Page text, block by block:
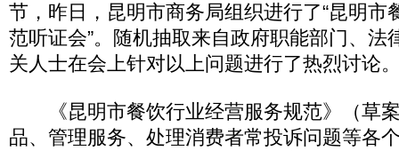
节，昨日，昆明市商务局组织进行了“昆明市
范听证会”。随机抽取来自政府职能部门、法
关人士在会上针对以上问题进行了热烈讨
《昆明市餐饮行业经营服务规范》（草
品、管理服务、处理消费者常投诉问题等各